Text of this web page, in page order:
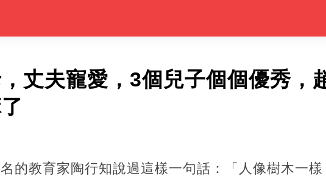
丈夫寵愛，3個兒子個個優秀，
的教育家陶行知說過這樣一句話：「人像樹木一